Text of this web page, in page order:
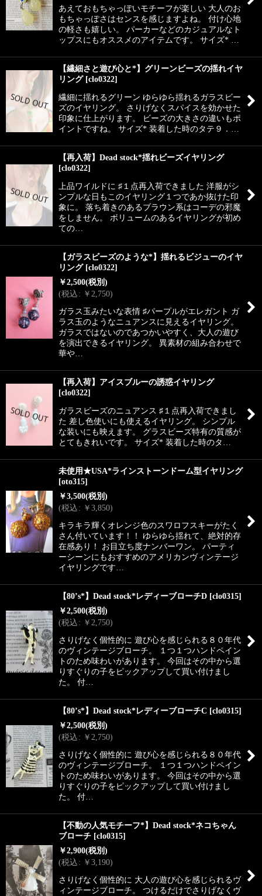
あえておもちゃっぽいモチーフが楽しい 大人のお
もちゃっぽさはセンスを感じますよね。 付け心地
の軽さも嬉しい。 パーカーなどのカジュアルなト
ップスにもオススメのアイテムです。 サイズ* …
【繊細さと遊び心と*】グリーンビーズの揺れイヤ
リング [clo0322]
繊細に揺れるグリーン ゆらゆら揺れるガラスビー
ズのイヤリング。 さりげなくスパイスを効かせた
印象に仕上がります。 ビーズの大きさの違いもポ
イントですね。 サイズ* 装着した時のタテ９．…
【再入荷】Dead stock*揺れビーズイヤリング
[clo0322]
上品ワイルドに ♯１点再入荷できました 洋服がシ
ンプルな日もこのイヤリング１つであか抜けた印
象に。 落ち着きのあるブラウン系はコーデの邪魔
をしません。 ボリュームのあるイヤリングが初め
ての…
【ガラスビーズのような*】揺れるビジューのイヤ
リング [clo0322]
￥2,500(税別)
(税込: ￥ 2,750)
ガラス玉みたいな表情 ♯パープルがエレガント ガ
ラス玉のようなニュアンスに見えるイヤリング。
ガラスではないのであつかいやすく、大人の遊び
を演出できるイヤリング。 異素材の組み合わせで
華や…
【再入荷】アイスブルーの誘惑イヤリング
[clo0322]
ガラスビーズのニュアンス ♯１点再入荷できまし
た 差し色使いにも使えるイヤリング。 シンプル
な装いにも映えます。 グラスビーズ特有の質感が
とてもきれいです。 サイズ* 装着した時のタ…
未使用★USA*ラインストーンドーム型イヤリング
[oto315]
￥3,500(税別)
(税込: ￥3,850)
キラキラ輝くオレンジ色のスワロフスキーがたく
さん付いています！！ ゆらゆら揺れて、絶対的存
在感あり！ お目立ち度ナンバーワン。 パーティ
ーシーンにもおすすめのアメリカンヴィンテージ
イヤリングです…
【80’s*】Dead stock*レディーブローチD [clo0315]
￥2,500(税別)
(税込: ￥ 2,750)
さりげなく個性的に 遊び心を感じられる８０年代
のヴィンテージブローチ。 １つ１つハンドペイン
トのため味わいがあります。 今回はその中から選
りすぐりの子をピックアップして買い付けまし
た。 付…
【80’s*】Dead stock*レディーブローチC [clo0315]
￥2,500(税別)
(税込: ￥ 2,750)
さりげなく個性的に 遊び心を感じられる８０年代
のヴィンテージブローチ。 １つ１つハンドペイン
トのため味わいがあります。 今回はその中から選
りすぐりの子をピックアップして買い付けまし
た。 付…
【不動の人気モチーフ*】Dead stock*ネコちゃん
ブローチ [clo0315]
￥2,900(税別)
(税込: ￥3,190)
さりげなく個性的に 大人の遊び心を感じられるヴ
ィンテージブローチ。 つけるだけでさりげなくヴ